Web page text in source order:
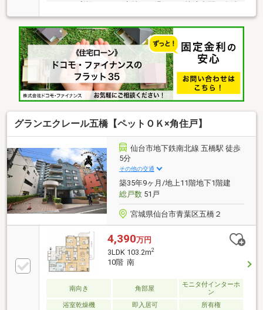
機付きシステムキッチンで家事負担も軽減！・利便性
と住環境が両立した人気の東口エリア・リノベーショ
ン物件（令和8年8月完了予定）◎ライフインフォメー
ション・セブンイレブン仙台榴岡3丁目店 徒歩3分
約170ｍ・ロピア仙台ヨドバシ店 徒歩8分 約600
ｍ・ドラッグセイムス 仙台榴岡店 徒歩4分 約290
ｍ・BiVi 徒歩7分 約520ｍ・七十七銀行仙台東口支
店 徒歩5分 約400ｍ
グランエクレール五橋【ペットＯＫ×角住戸】
仙台市地下鉄南北線 五橋駅 徒歩
5分
その他の交通
築35年9ヶ月/地上11階地下1階建
総戸数51戸
宮城県仙台市青葉区五橋２
4,390万円
3LDK 103.2m2
10階 南
南向き 角部屋
モニタ付インターホ
ン
浴室乾燥機
即入居可 所有権